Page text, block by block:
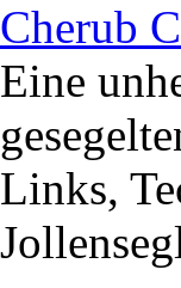
Cherub
Eine
Links,